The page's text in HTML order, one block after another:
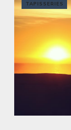
TAPISSERIES